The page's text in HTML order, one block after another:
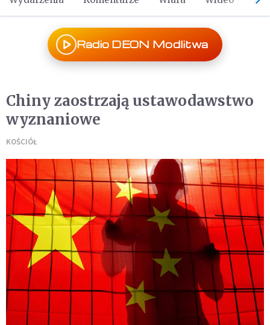
Radio DEON Modlitwa
Chiny zaostrzają ustawodawstwo
wyznaniowe
KOŚCIÓŁ